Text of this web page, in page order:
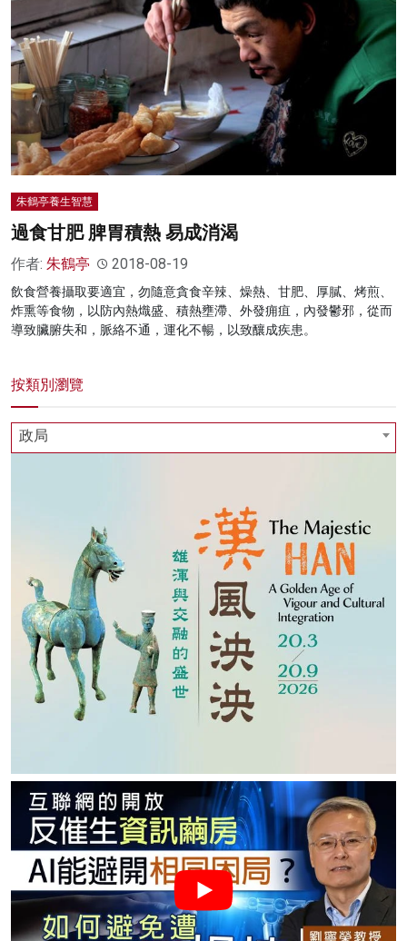
朱鶴亭養生智慧
過食甘肥 脾胃積熱 易成消渴
作者: 朱鶴亭 2018-08-19
飲食營養攝取要適宜，勿隨意貪食辛辣、燥熱、甘肥、厚膩、烤煎、
炸熏等食物，以防內熱熾盛、積熱壅滯、外發痈疽，內發鬱邪，從而
導致臟腑失和，脈絡不通，運化不暢，以致釀成疾患。
按類別瀏覽
政局